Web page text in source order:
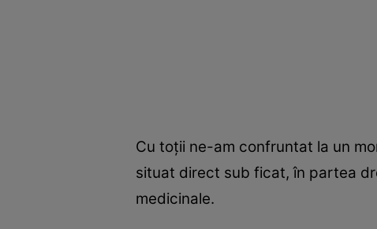
Cu toţii ne-am confruntat la un
situat direct sub ficat, în partea
medicinale.